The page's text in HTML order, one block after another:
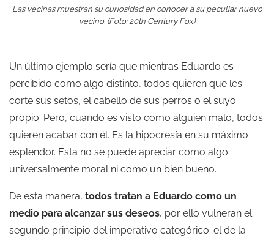
Las vecinas muestran su curiosidad en conocer a su peculiar nuevo
vecino. (Foto: 20th Century Fox)
Un último ejemplo sería que mientras Eduardo es
percibido como algo distinto, todos quieren que les
corte sus setos, el cabello de sus perros o el suyo
propio. Pero, cuando es visto como alguien malo, todos
quieren acabar con él. Es la hipocresía en su máximo
esplendor. Esta no se puede apreciar como algo
universalmente moral ni como un bien bueno.
De esta manera, todos tratan a Eduardo como un
medio para alcanzar sus deseos, por ello vulneran el
segundo principio del imperativo categórico: el de la